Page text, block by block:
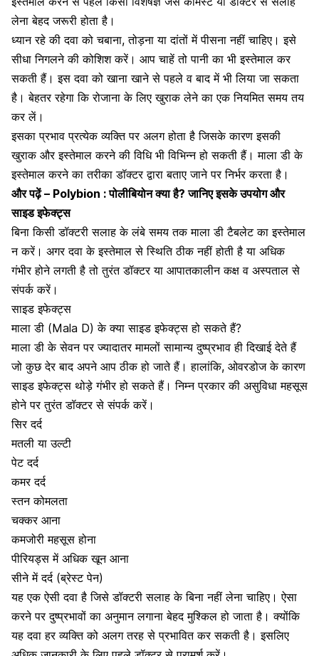
लेना बेहद जरूरी होता है।
ध्यान रहे की दवा को चबाना, तोड़ना या दांतों में पीसना नहीं चाहिए। इसे
सीधा निगलने की कोशिश करें। आप चाहें तो पानी का भी इस्तेमाल कर
सकती हैं। इस दवा को खाना खाने से पहले व बाद में भी लिया जा सकता
है। बेहतर रहेगा कि रोजाना के लिए खुराक लेने का एक नियमित समय तय
कर लें।
इसका प्रभाव प्रत्येक व्यक्ति पर अलग होता है जिसके कारण इसकी
खुराक और इस्तेमाल करने की विधि भी विभिन्न हो सकती हैं। माला डी के
इस्तेमाल करने का तरीका डॉक्टर द्वारा बताए जाने पर निर्भर करता है।
और पढ़ें – Polybion : पोलीबियोन क्या है? जानिए इसके उपयोग और
साइड इफेक्ट्स
बिना किसी डॉक्टरी सलाह के लंबे समय तक माला डी टैबलेट का इस्तेमाल
न करें। अगर दवा के इस्तेमाल से स्थिति ठीक नहीं होती है या अधिक
गंभीर होने लगती है तो तुरंत डॉक्टर या आपातकालीन कक्ष व अस्पताल से
संपर्क करें।
साइड इफेक्ट्स
माला डी (Mala D) के क्या साइड इफेक्ट्स हो सकते हैं?
माला डी के सेवन पर ज्यादातर मामलों सामान्य दुष्प्रभाव ही दिखाई देते हैं
जो कुछ देर बाद अपने आप ठीक हो जाते हैं। हालांकि, ओवरडोज के कारण
साइड इफेक्ट्स थोड़े गंभीर हो सकते हैं। निम्न प्रकार की असुविधा महसूस
होने पर तुरंत डॉक्टर से संपर्क करें।
सिर दर्द
मतली या उल्टी
पेट दर्द
कमर दर्द
स्तन कोमलता
चक्कर आना
कमजोरी महसूस होना
पीरियड्स में अधिक खून आना
सीने में दर्द (ब्रेस्ट पेन)
यह एक ऐसी दवा है जिसे डॉक्टरी सलाह के बिना नहीं लेना चाहिए। ऐसा
करने पर दुष्प्रभावों का अनुमान लगाना बेहद मुश्किल हो जाता है। क्योंकि
यह दवा हर व्यक्ति को अलग तरह से प्रभावित कर सकती है। इसलिए